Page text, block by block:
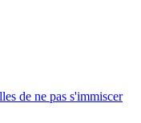
de ne pas s'immiscer